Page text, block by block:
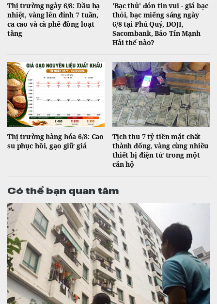
Thị trường ngày 6/8: Dầu hạ
nhiệt, vàng lên đỉnh 7 tuần,
ca cao và cà phê đồng loạt
tăng
'Bạc thủ' đón tin vui - giá bạc
thỏi, bạc miếng sáng ngày
6/8 tại Phú Quý, DOJI,
Sacombank, Bảo Tín Mạnh
Hải thế nào?
Thị trường hàng hóa 6/8: Cao
su phục hồi, gạo giữ giá
Tịch thu 7 tỷ tiền mặt chất
thành đống, vàng cùng nhiều
thiết bị điện tử trong một
căn hộ
Có thể bạn quan tâm